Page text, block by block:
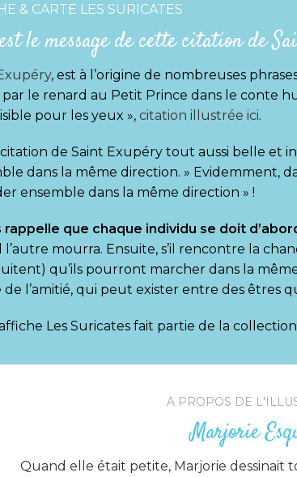
& CARTE LES SURICATES
le message de cette citation de
, est à l’origine de nombreuses
le renard au Petit Prince dans le conte
pour les yeux »,citation illustrée ici.
de Saint Exupéry tout aussi belle et
dans la même direction. » Evidemment,
ensemble dans la même direction » !
rappelle que chaque individu se doit
mourra. Ensuite, s’il rencontre la
qu’ils pourront marcher dans la
l’amitié, qui peut exister entre des êtres
Les Suricates fait partie de la collection
A PROPOS DE
Marjorie
Quand elle était petite, Marjorie dessinait